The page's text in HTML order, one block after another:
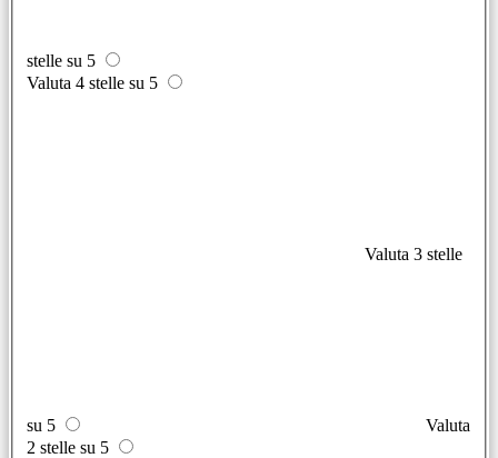
stelle su 5
Valuta 4 stelle su 5
Valuta 3 stelle
su 5
Valuta
2 stelle su 5